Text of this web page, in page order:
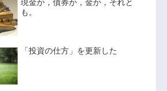
現金か，債券か，金か，それと
も。
「投資の仕方」を更新した